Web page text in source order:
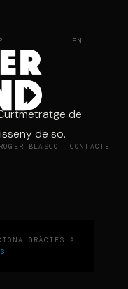
ROGER BLASCO CONTACTE
EN
de
de so.
GRÀCIES A